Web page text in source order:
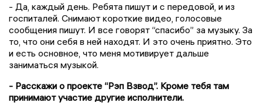
- Да, каждый день. Ребята пишут и с передовой, и из
госпиталей. Снимают короткие видео, голосовые
сообщения пишут. И все говорят “спасибо” за музыку. За
то, что они себя в ней находят. И это очень приятно. Это
и есть основное, что меня мотивирует дальше
заниматься музыкой.
- Расскажи о проекте “Рэп Взвод”. Кроме тебя там
принимают участие другие исполнители.